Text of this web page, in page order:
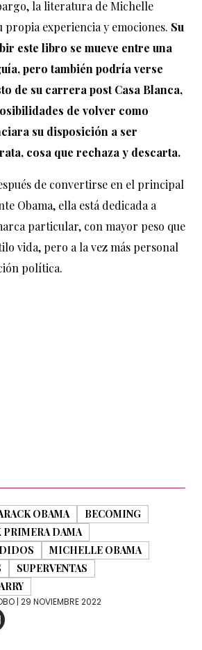
la literatura de Michelle
propia experiencia y emociones. Su
este libro se mueve entre una
pero también podría verse
de su carrera post Casa Blanca,
de volver como
su disposición a ser
cosa que rechaza y descarta.
de convertirse en el principal
Obama, ella está dedicada a
particular, con mayor peso que
vida, pero a la vez más personal
política.
OBAMA
BECOMING
PRIMERA DAMA
MICHELLE OBAMA
SUPERVENTAS
| 29 NOVIEMBRE 2022